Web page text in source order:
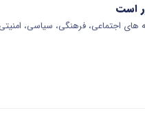
است
اجتماعی، فرهنگی، سیاسی،